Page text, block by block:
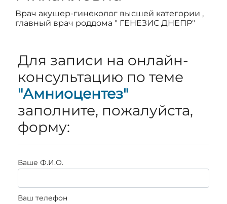
Врач акушер-гинеколог высшей категории ,
главный врач роддома " ГЕНЕЗИС ДНЕПР"
Для записи на онлайн-
консультацию по теме
"Амниоцентез"
заполните, пожалуйста,
форму:
Ваше Ф.И.О.
Ваш телефон